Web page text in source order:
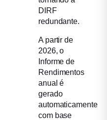
DIRF
redundante.
A partir de
2026, o
Informe de
Rendimentos
anual é
gerado
automaticamente
com base